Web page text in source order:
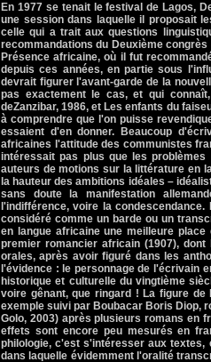
En 1977 se tenait le festival de Lagos,
une session dans laquelle il proposait
celle qui a trait aux questions
recommandations du Deuxième
Présence africaine, où il fut
depuis ces années, en partie sous
devrait figurer l'avant-garde de la
pas exactement le cas, et qui
deZanzibar, 1986, et Les enfants du
à comprendre que l'on puisse
essaient d'en donner. Beaucoup
africaines l'attitude des communistes
intéressait pas plus que les
auteurs de motions sur la littérature en
la hauteur des ambitions idéales –
sans doute la manifestation
l'indifférence, voire la
considéré comme un barde ou un
en langue africaine une meilleure
premier romancier africain (1907),
orales, après avoir figuré dans les
l'évidence : le personnage de l'écrivain
historique et culturelle du vingtième
voire gênant, que ringard ! La figure de
exemple suivi par Boubacar Boris Diop,
Golo, 2003) après plusieurs romans en
effets sont encore peu mesurés en
philologie, c'est s'intéresser aux
dans laquelle évidemment l'oralité